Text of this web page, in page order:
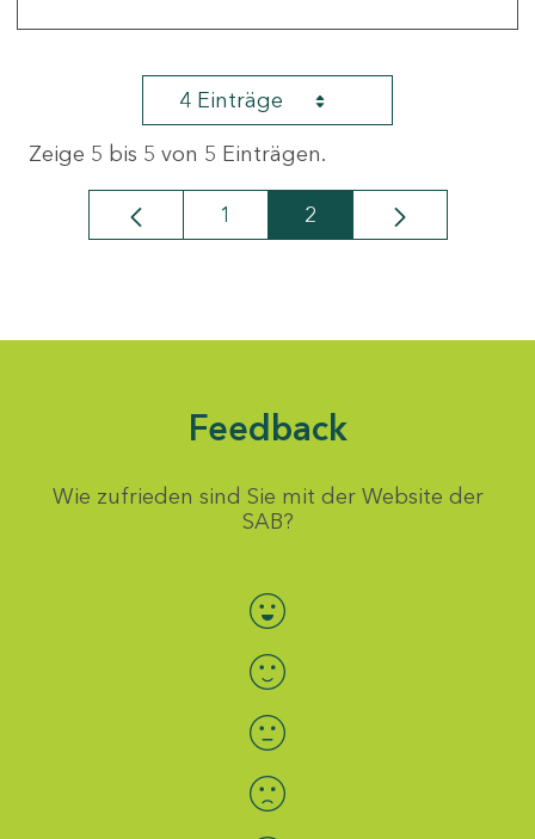
4 Einträge
Zeige 5 bis 5 von 5 Einträgen.
Seite
1 Seite
2
Feedback
Wie zufrieden sind Sie mit der Website der
SAB?
Bewertung auswählen